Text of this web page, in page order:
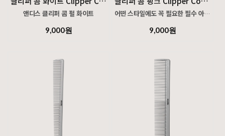
앤디스 클리퍼 콤 펄 화이트
날카로운 라인과 정밀한 커트를 완성하는 필수
9,000원
어떤 스타일에도 꼭 필요한 필수 아이템입니다.
앤디스 핑크 클리퍼 콤은 날카로운 라인과
9,000원